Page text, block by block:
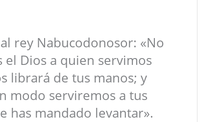
rey Nabucodonosor: «No
Dios a quien servimos
librará de tus manos; y
modo serviremos a tus
has mandado levantar».